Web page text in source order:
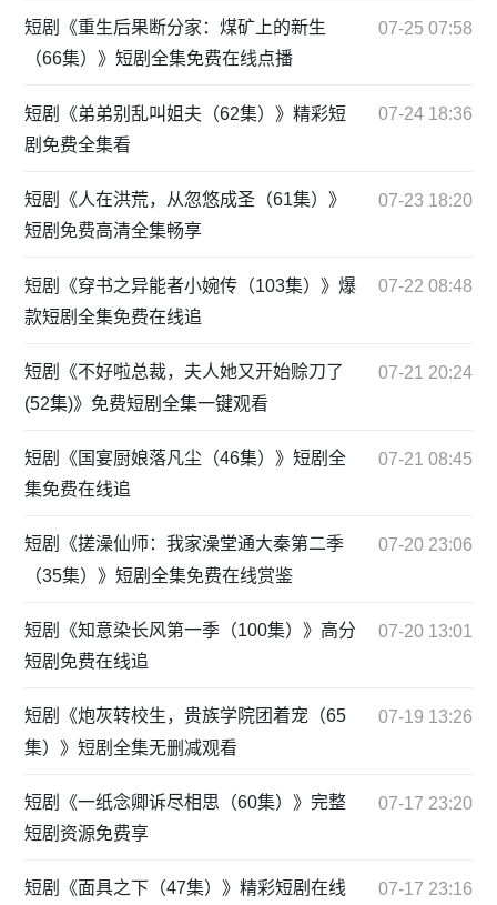
短剧《重生后果断分家：煤矿上的新生
（66集）》短剧全集免费在线点播
07-25 07:58
短剧《弟弟别乱叫姐夫（62集）》精彩短
剧免费全集看
07-24 18:36
短剧《人在洪荒，从忽悠成圣（61集）》
短剧免费高清全集畅享
07-23 18:20
短剧《穿书之异能者小婉传（103集）》爆
款短剧全集免费在线追
07-22 08:48
短剧《不好啦总裁，夫人她又开始赊刀了
(52集)》免费短剧全集一键观看
07-21 20:24
短剧《国宴厨娘落凡尘（46集）》短剧全
集免费在线追
07-21 08:45
短剧《搓澡仙师：我家澡堂通大秦第二季
（35集）》短剧全集免费在线赏鉴
07-20 23:06
短剧《知意染长风第一季（100集）》高分
短剧免费在线追
07-20 13:01
短剧《炮灰转校生，贵族学院团着宠（65
集）》短剧全集无删减观看
07-19 13:26
短剧《一纸念卿诉尽相思（60集）》完整
短剧资源免费享
07-17 23:20
短剧《面具之下（47集）》精彩短剧在线
07-17 23:16